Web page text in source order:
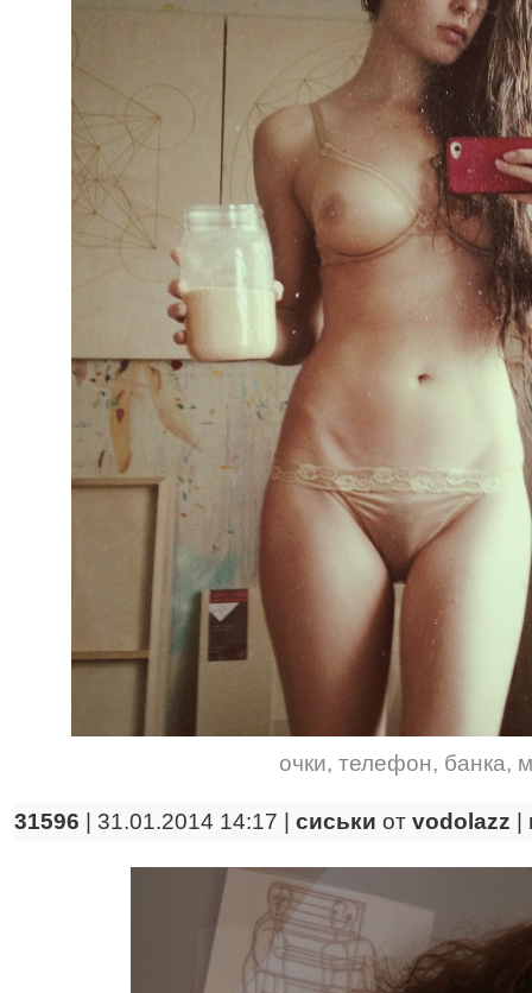
очки, телефон, банка,
31596 | 31.01.2014 14:17 | сиськи от vodolazz